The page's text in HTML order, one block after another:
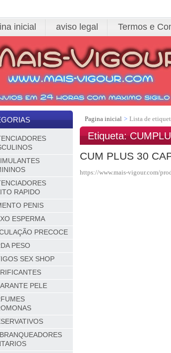
inicial aviso legal Termos e
Pagina inicial > Lista de
Etiqueta:
CUM PLUS 30
https://www.mais-vigour.com/
RAPIDO
PENIS
ESPERMA
PRECOCE
PESO
SEX SHOP
PELE